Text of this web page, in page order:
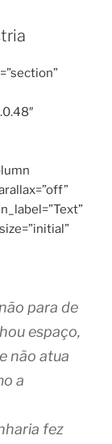
para de
espaço,
não atua
a
fez